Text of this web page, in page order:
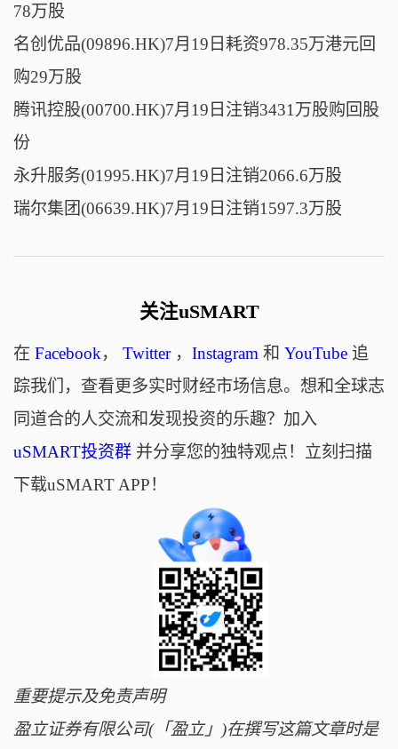
78万股
名创优品(09896.HK)7月19日耗资978.35万港元回
购29万股
腾讯控股(00700.HK)7月19日注销3431万股购回股
份
永升服务(01995.HK)7月19日注销2066.6万股
瑞尔集团(06639.HK)7月19日注销1597.3万股
关注uSMART
在 Facebook， Twitter， Instagram和 YouTube追
踪我们，查看更多实时财经市场信息。想和全球志
同道合的人交流和发现投资的乐趣？加入
uSMART投资群并分享您的独特观点！立刻扫描
下载uSMART APP！
重要提示及免责声明
盈立证券有限公司(「盈立」)在撰写这篇文章时是